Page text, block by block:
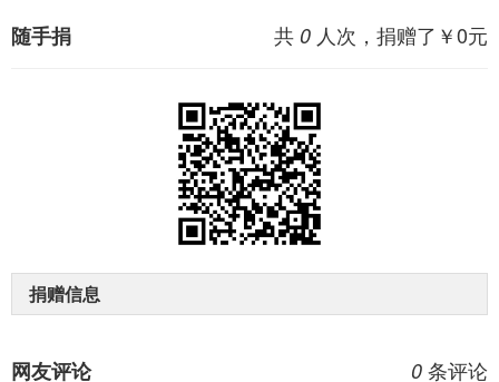
共 0 人次，捐赠了￥0元
随手捐
捐赠信息
0 条评论
网友评论